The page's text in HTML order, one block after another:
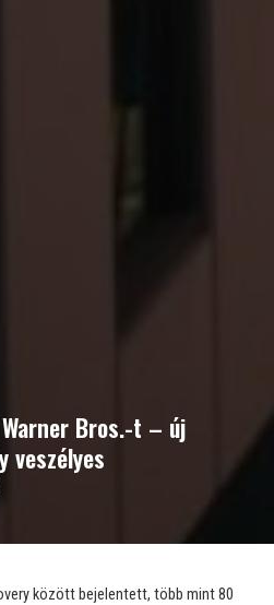
Bros.-t – új
veszélyes
között bejelentett, több mint 80